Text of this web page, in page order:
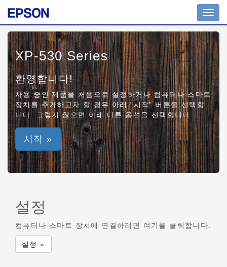
XP-530 Series
환영합니다!
사용 중인 제품을 처음으로 설정하거나 컴퓨터나 스마트
장치를 추가하고자 할 경우 아래 "시작" 버튼을 선택합
니다. 그렇지 않으면 아래 다른 옵션을 선택합니다.
시작 »
설정
컴퓨터나 스마트 장치에 연결하려면 여기를 클릭합니다.
설정 »